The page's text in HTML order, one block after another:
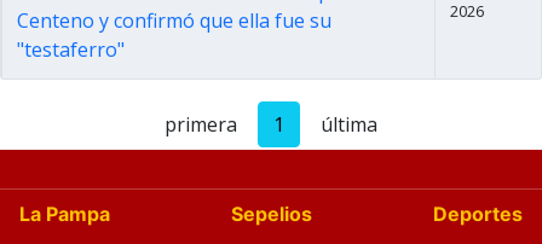
Centeno y confirmó que ella fue su
"testaferro"
2026
primera 1 última
La Pampa Sepelios
Deportes